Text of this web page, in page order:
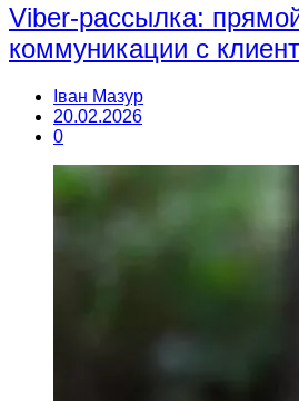
Viber-рассылка:
коммуникации с
Іван Мазур
20.02.2026
0